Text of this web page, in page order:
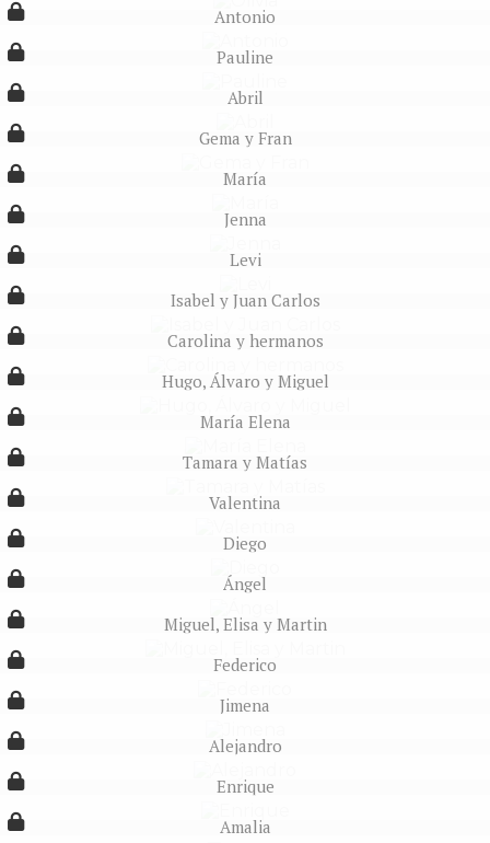
Antonio
Pauline
Abril
Gema y Fran
María
Jenna
Levi
Isabel y Juan Carlos
Carolina y hermanos
Hugo, Álvaro y Miguel
María Elena
Tamara y Matías
Valentina
Diego
Ángel
Miguel, Elisa y Martin
Federico
Jimena
Alejandro
Enrique
Amalia